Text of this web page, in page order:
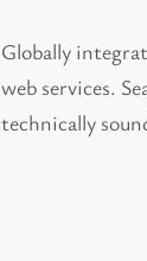
Globally
web services.
technically